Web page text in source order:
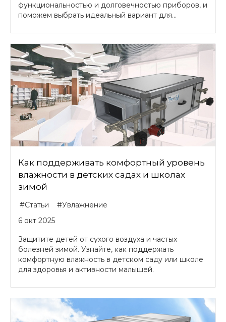
функциональностью и долговечностью приборов, и
поможем выбрать идеальный вариант для...
Как поддерживать комфортный уровень
влажности в детских садах и школах
зимой
#Статьи
#Увлажнение
6 окт 2025
Защитите детей от сухого воздуха и частых
болезней зимой. Узнайте, как поддержать
комфортную влажность в детском саду или школе
для здоровья и активности малышей.